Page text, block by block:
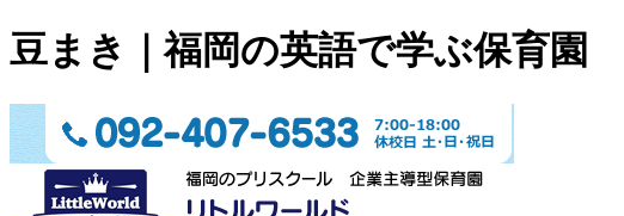
豆まき｜福岡の英語で学ぶ保育